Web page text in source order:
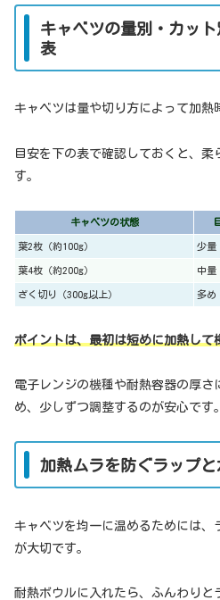
キャベツの量別・カッ
表
キャベツは量や切り方によって加熱
目安を下の表で確認しておくと、柔
す。
キャベツの状態
葉2枚（約100g） 少量
葉4枚（約200g） 中量
ざく切り（300g以上） 多め
ポイントは、最初は短めに加熱して
電子レンジの機種や耐熱容器の厚さ
め、少しずつ調整するのが安心です。
加熱ムラを防ぐラップ
キャベツを均一に温めるためには、
が大切です。
耐熱ボウルに入れたら、ふんわりと